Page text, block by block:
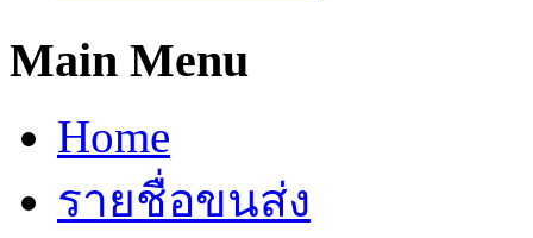
Main Menu
Home
รายชื่อขนส่ง